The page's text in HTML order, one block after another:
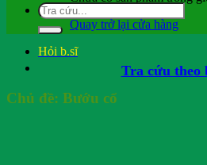
Quay trở lại cửa hàng
Hỏi b.sĩ
Tra cứu theo
Chủ đề: Bướu cổ